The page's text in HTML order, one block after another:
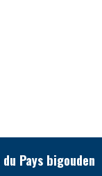
Pays bigouden